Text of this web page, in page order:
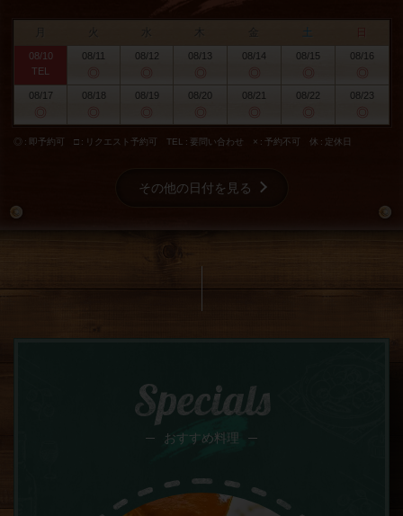
水 金 土
08/10
TEL
08/11 08/12 08/13 08/14 08/15 08/16
08/17 08/18 08/19 08/20 08/21 08/22 08/23
◎ 即予約可 □ リクエスト予約可 TEL 要問い合わせ × 予約不可 休 定休日
その他の日付を見る
Specials
おすすめ料理